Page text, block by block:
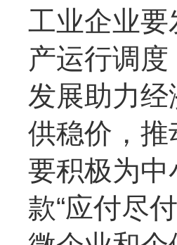
工业企业
产运行调
发展助力
供稳价，
要积极为
款“应付尽